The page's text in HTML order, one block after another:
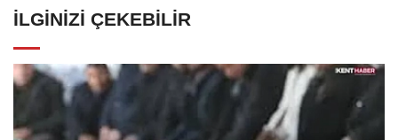
İLGINIZI ÇEKEBILIR